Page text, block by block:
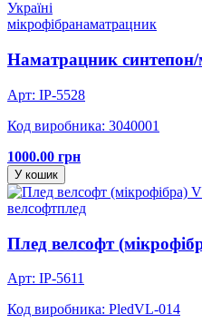
мікрофібранаматрацник
Наматрацник синтепон/
Арт: IP-5528
Код виробника: 3040001
1000.00 грн
У кошик
велсофтплед
Плед велсофт
Арт: IP-5611
Код виробника: PledVL-014